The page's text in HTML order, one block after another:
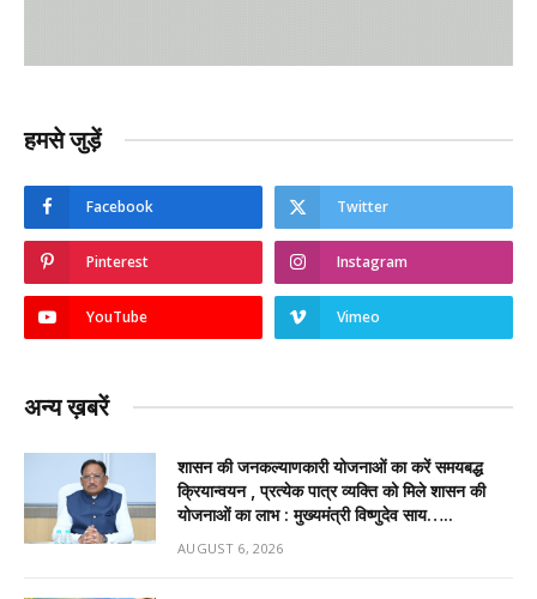
हमसे जुड़ें
Facebook Twitter
Pinterest Instagram
YouTube Vimeo
अन्य ख़बरें
शासन की जनकल्याणकारी योजनाओं का करें समयबद्ध
क्रियान्वयन , प्रत्येक पात्र व्यक्ति को मिले शासन की
योजनाओं का लाभ : मुख्यमंत्री विष्णुदेव साय…..
AUGUST 6, 2026